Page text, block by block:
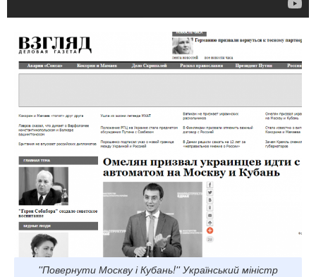
''Повернути Москву і Кубань!'' Український міністр